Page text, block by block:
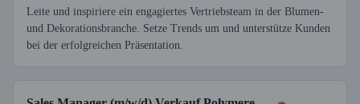
Leite und inspiriere ein engagiertes Vertriebsteam in der Blumen-
und Dekorationsbranche. Setze Trends um und unterstütze Kunden
bei der erfolgreichen Präsentation.